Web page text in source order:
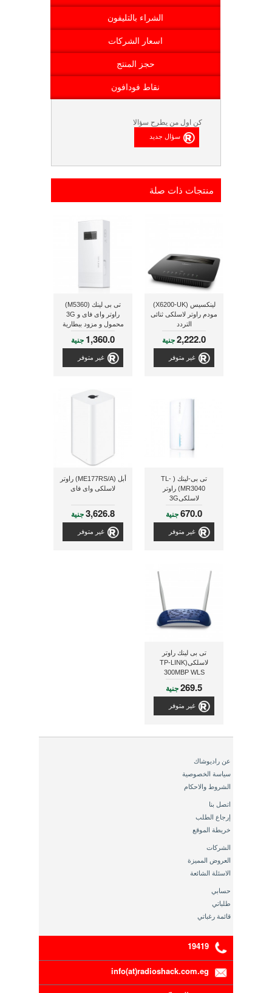
الشراء بالتليفون
اسعار الشركات
حجز المنتج
نقاط فودافون
كن اول من يطرح سؤالا
منتجات ذات صلة
لينكسيس (X6200-UK)
مودم راوتر لاسلكى ثنائى
التردد
2,222.0جنية
غير متوفر
تى بى لينك (M5360)
راوتر واى فاى و 3G
محمول و مزود ببطارية
داخلية لإعادة شحن
الأجهزة بقدرة 5200 ملى
1,360.0 جنية
غير متوفر
تى بى-لينك ( TL-
MR3040) راوتر
لاسلكى3G
670.0جنية
غير متوفر
أبل (ME177RS/A) راوتر
لاسلكى واى فاى
3,626.8جنية
غير متوفر
تى بى لينك راوتر
لاسلكى(TP-LINK
300MBP WLS
ADSL2+ROUTER,RALINK+TRENDCHIP
TD-W8960N)
269.5جنية
غير متوفر
عن راديوشاك
سياسة الخصوصية
الشروط والاحكام
اتصل بنا
إرجاع الطلب
خريطة الموقع
الشركات
العروض المميزة
الاسئلة الشائعة
حسابي
طلباتي
قائمة رغباتي
19419
info(at)radioshack.com.eg